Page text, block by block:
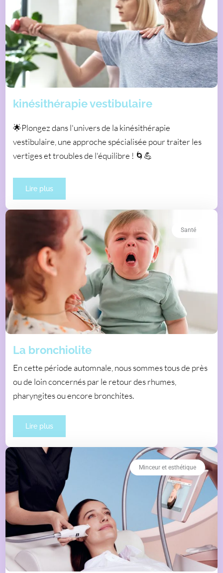
kinésithérapie vestibulaire
🌟Plongez dans l'univers de la kinésithérapie
vestibulaire, une approche spécialisée pour traiter les
vertiges et troubles de l'équilibre ! 🌀💪
Lire plus
Santé
La bronchiolite
En cette période automnale, nous sommes tous de près
ou de loin concernés par le retour des rhumes,
pharyngites ou encore bronchites.
Lire plus
Minceur et esthétique